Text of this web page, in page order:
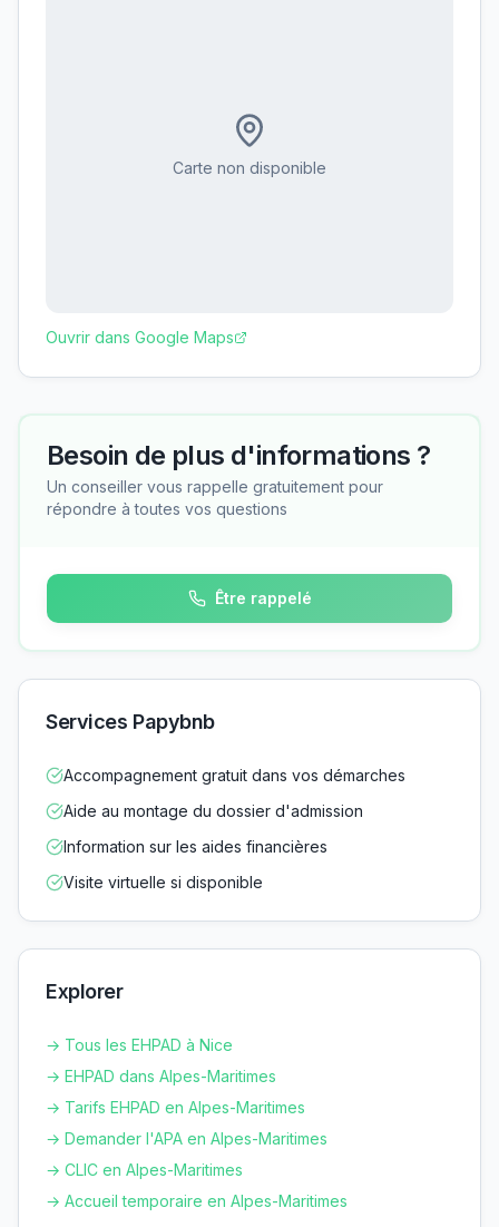
Carte non disponible
Ouvrir dans Google Maps
Besoin de plus d'informations ?
Un conseiller vous rappelle gratuitement pour
répondre à toutes vos questions
Être rappelé
Services Papybnb
Accompagnement gratuit dans vos démarches
Aide au montage du dossier d'admission
Information sur les aides financières
Visite virtuelle si disponible
Explorer
→ Tous les EHPAD à Nice
→ EHPAD dans Alpes-Maritimes
→ Tarifs EHPAD en Alpes-Maritimes
→ Demander l'APA en Alpes-Maritimes
→ CLIC en Alpes-Maritimes
→ Accueil temporaire en Alpes-Maritimes